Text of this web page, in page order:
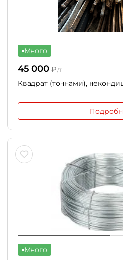
Много
45 000 ₽/т
Квадрат (тоннами),
Много